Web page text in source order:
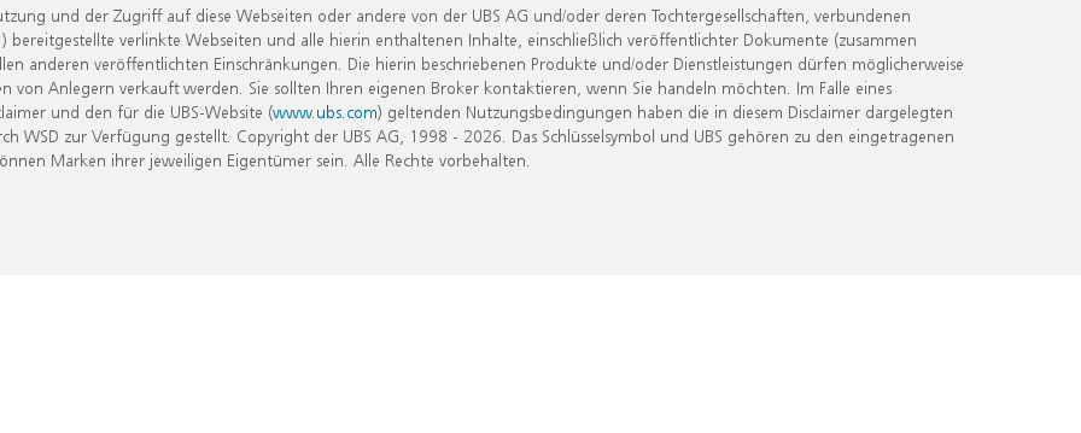
und der Zugriff auf diese Webseiten oder andere von der UBS AG und/oder deren Tochtergesellschaften, verbundenen
verlinkte Webseiten und alle hierin enthaltenen Inhalte, einschließlich veröffentlichter Dokumente (zusammen
anderen veröffentlichten Einschränkungen. Die hierin beschriebenen Produkte und/oder Dienstleistungen dürfen möglicherweise
Anlegern verkauft werden. Sie sollten Ihren eigenen Broker kontaktieren, wenn Sie handeln möchten. Im Falle eines
und den für die UBS-Website (www.ubs.com) geltenden Nutzungsbedingungen haben die in diesem Disclaimer dargelegten
zur Verfügung gestellt. Copyright der UBS AG, 1998 - 2026. Das Schlüsselsymbol und UBS gehören zu den eingetragenen
Marken ihrer jeweiligen Eigentümer sein. Alle Rechte vorbehalten.